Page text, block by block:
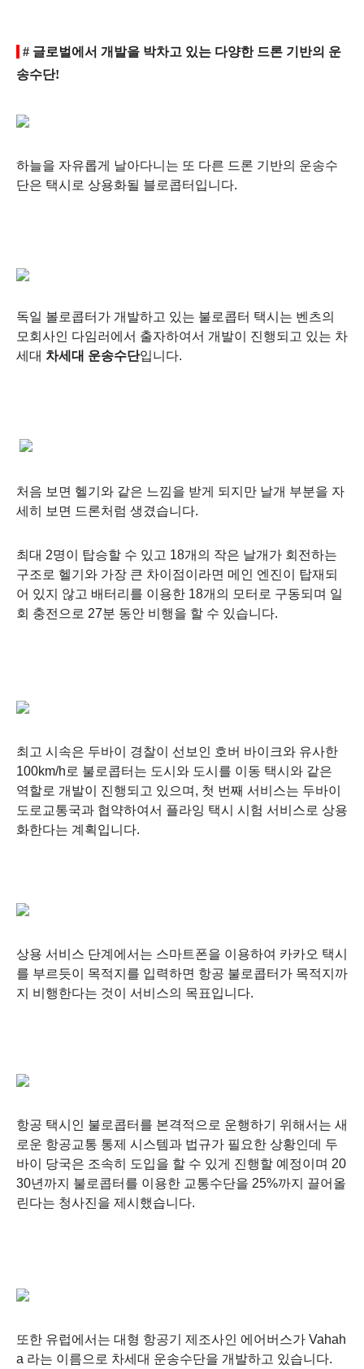
# 글로벌에서 개발을 박차고 있는 다양한 드론 기반의 운
송수단!
하늘을 자유롭게 날아다니는 또 다른 드론 기반의 운송수
단은 택시로 상용화될 블로콥터입니다.
독일 볼로콥터가 개발하고 있는 불로콥터 택시는 벤츠의
모회사인 다임러에서 출자하여서 개발이 진행되고 있는 차
세대 차세대 운송수단입니다.
처음 보면 헬기와 같은 느낌을 받게 되지만 날개 부분을 자
세히 보면 드론처럼 생겼습니다.
최대 2명이 탑승할 수 있고 18개의 작은 날개가 회전하는
구조로 헬기와 가장 큰 차이점이라면 메인 엔진이 탑재되
어 있지 않고 배터리를 이용한 18개의 모터로 구동되며 일
회 충전으로 27분 동안 비행을 할 수 있습니다.
최고 시속은 두바이 경찰이 선보인 호버 바이크와 유사한
100km/h로 불로콥터는 도시와 도시를 이동 택시와 같은
역할로 개발이 진행되고 있으며, 첫 번째 서비스는 두바이
도로교통국과 협약하여서 플라잉 택시 시험 서비스로 상용
화한다는 계획입니다.
상용 서비스 단계에서는 스마트폰을 이용하여 카카오 택시
를 부르듯이 목적지를 입력하면 항공 불로콥터가 목적지까
지 비행한다는 것이 서비스의 목표입니다.
항공 택시인 불로콥터를 본격적으로 운행하기 위해서는 새
로운 항공교통 통제 시스템과 법규가 필요한 상황인데 두
바이 당국은 조속히 도입을 할 수 있게 진행할 예정이며 20
30년까지 불로콥터를 이용한 교통수단을 25%까지 끌어올
린다는 청사진을 제시했습니다.
또한 유럽에서는 대형 항공기 제조사인 에어버스가 Vahah
a 라는 이름으로 차세대 운송수단을 개발하고 있습니다.